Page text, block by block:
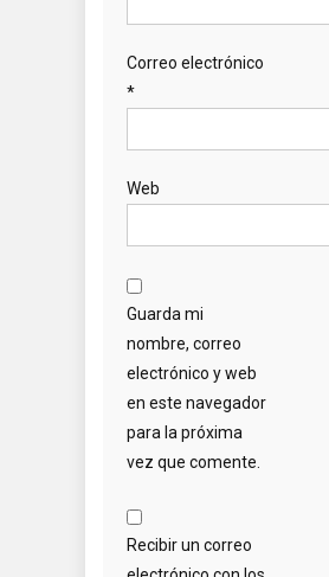
Correo electrónico
*
Web
Guarda mi
nombre, correo
electrónico y web
en este navegador
para la próxima
vez que comente.
Recibir un correo